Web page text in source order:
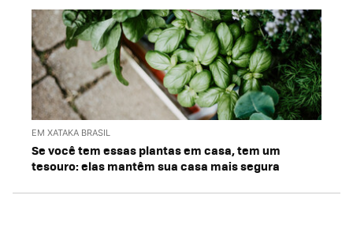
EM XATAKA BRASIL
Se você tem essas plantas em casa, tem um
tesouro: elas mantêm sua casa mais segura